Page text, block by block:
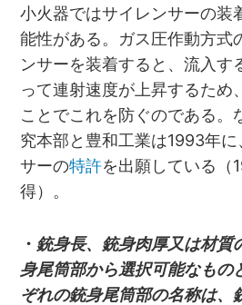
小火器ではサイレンサーの装
能性がある。ガス圧作動方式
ンサーを装着すると、流入す
って連射速度が上昇するため
ことでこれを防ぐのである。
究本部と豊和工業は1993年
サーの特許を出願している（
得）。
・ 銃身長、銃身肉厚又は材質
身尾筒部から選択可能なもの
ぞれの銃身尾筒部の名称は、